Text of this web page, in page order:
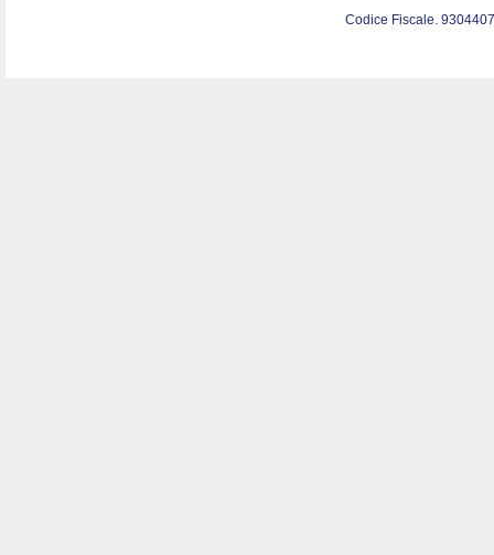
Codice Fiscale.